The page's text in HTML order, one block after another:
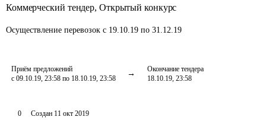
Коммерческий тендер, Открытый конкурс
Осуществление перевозок с 19.10.19 по 31.12.19
Приём предложений
с 09.10.19, 23:58 по 18.10.19, 23:58
Окончание тендера
18.10.19, 23:58
0 Создан 11 окт 2019